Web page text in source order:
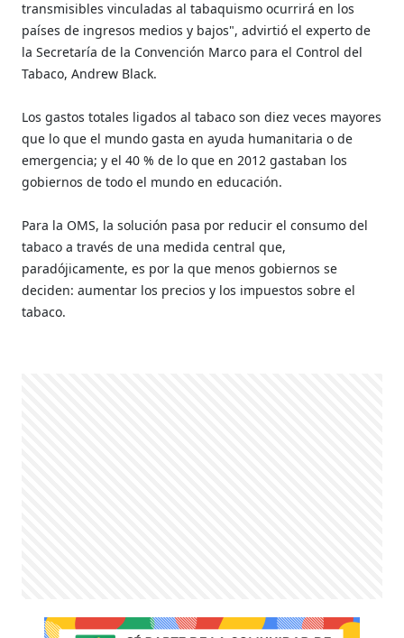
transmisibles vinculadas al tabaquismo ocurrirá en los
países de ingresos medios y bajos", advirtió el experto de
la Secretaría de la Convención Marco para el Control del
Tabaco, Andrew Black.
Los gastos totales ligados al tabaco son diez veces mayores
que lo que el mundo gasta en ayuda humanitaria o de
emergencia; y el 40 % de lo que en 2012 gastaban los
gobiernos de todo el mundo en educación.
Para la OMS, la solución pasa por reducir el consumo del
tabaco a través de una medida central que,
paradójicamente, es por la que menos gobiernos se
deciden: aumentar los precios y los impuestos sobre el
tabaco.